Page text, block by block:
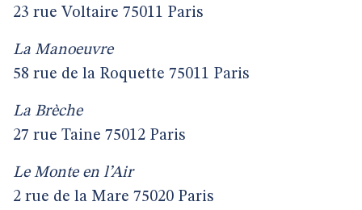
23 rue Voltaire 75011 Paris
La Manoeuvre
58 rue de la Roquette 75011 Paris
La Brèche
27 rue Taine 75012 Paris
Le Monte en l’Air
2 rue de la Mare 75020 Paris